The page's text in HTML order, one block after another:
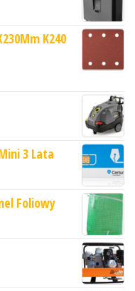
K240
3 Lata
Foliowy